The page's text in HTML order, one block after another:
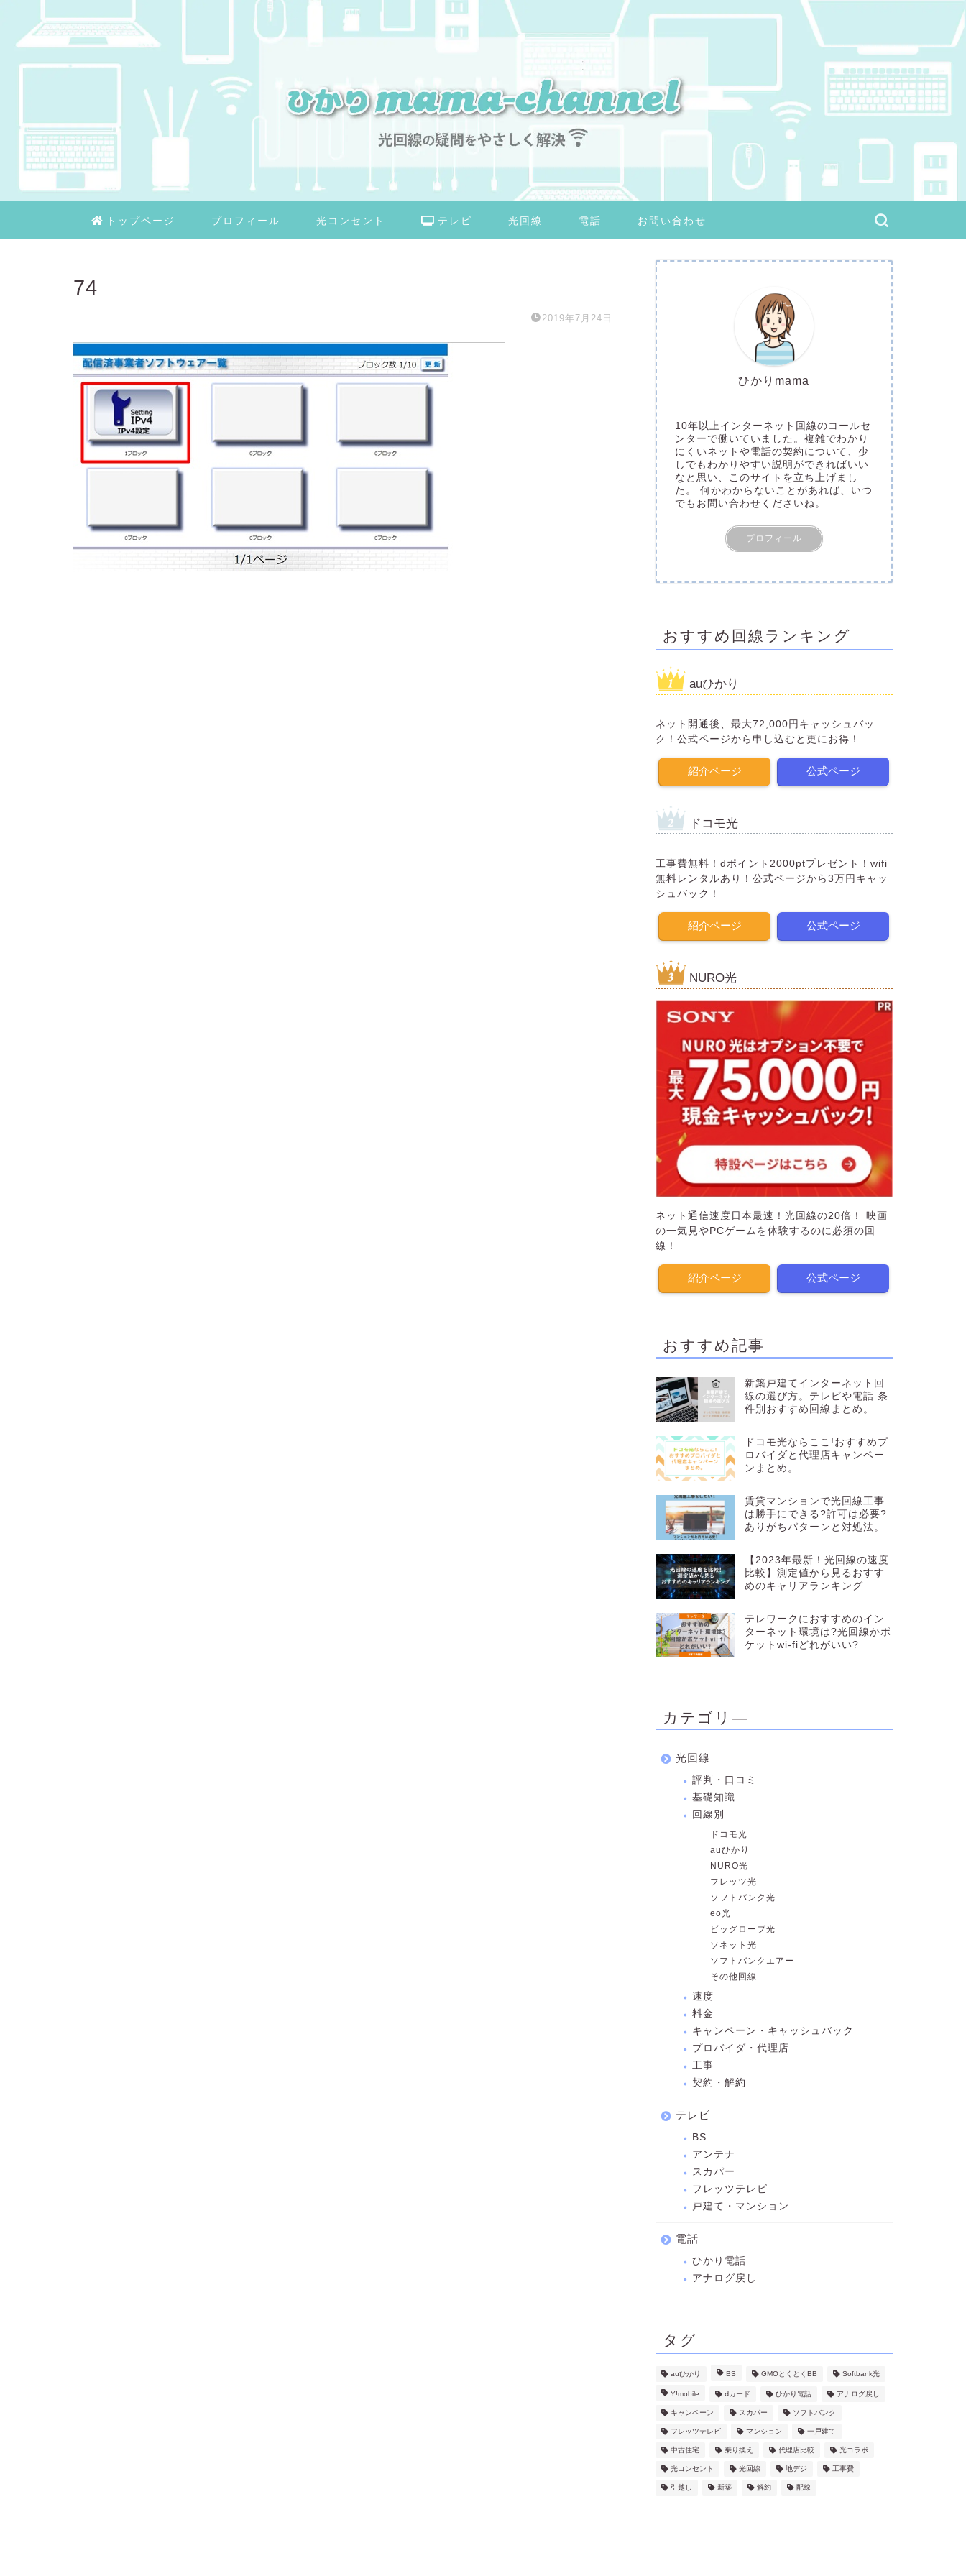
トップページ プロフィール 光コンセント テレビ 光回線 電話 お問い合わせ
74
2019年7月24日
ひかりmama
10年以上インターネット回線のコールセ
ンターで働いていました。複雑でわかり
にくいネットや電話の契約について、少
しでもわかりやすい説明ができればいい
なと思い、このサイトを立ち上げまし
た。 何かわからないことがあれば、いつ
でもお問い合わせくださいね。
プロフィール
おすすめ回線ランキング
auひかり
ネット開通後、最大72,000円キャッシュバッ
ク！公式ページから申し込むと更にお得！
紹介ページ 公式ページ
ドコモ光
工事費無料！dポイント2000ptプレゼント！wifi
無料レンタルあり！公式ページから3万円キャッ
シュバック！
紹介ページ 公式ページ
NURO光
ネット通信速度日本最速！光回線の20倍！ 映画
の一気見やPCゲームを体験するのに必須の回
線！
紹介ページ 公式ページ
おすすめ記事
新築戸建てインターネット回
線の選び方。テレビや電話 条
件別おすすめ回線まとめ。
ドコモ光ならここ!おすすめプ
ロバイダと代理店キャンペー
ンまとめ。
賃貸マンションで光回線工事
は勝手にできる?許可は必要?
ありがちパターンと対処法。
【2023年最新！光回線の速度
比較】測定値から見るおすす
めのキャリアランキング
テレワークにおすすめのイン
ターネット環境は?光回線かポ
ケットwi-fiどれがいい?
カテゴリ―
光回線
評判・口コミ
基礎知識
回線別
ドコモ光
auひかり
NURO光
フレッツ光
ソフトバンク光
eo光
ビッグローブ光
ソネット光
ソフトバンクエアー
その他回線
速度
料金
キャンペーン・キャッシュバック
プロバイダ・代理店
工事
契約・解約
テレビ
BS
アンテナ
スカパー
フレッツテレビ
戸建て・マンション
電話
ひかり電話
アナログ戻し
タグ
auひかり BS GMOとくとくBB Softbank光
Y!mobile ⅾカード ひかり電話 アナログ戻し
キャンペーン スカパー ソフトバンク
フレッツテレビ マンション 一戸建て
中古住宅 乗り換え 代理店比較 光コラボ
光コンセント 光回線 地デジ 工事費
引越し 新築 解約 配線